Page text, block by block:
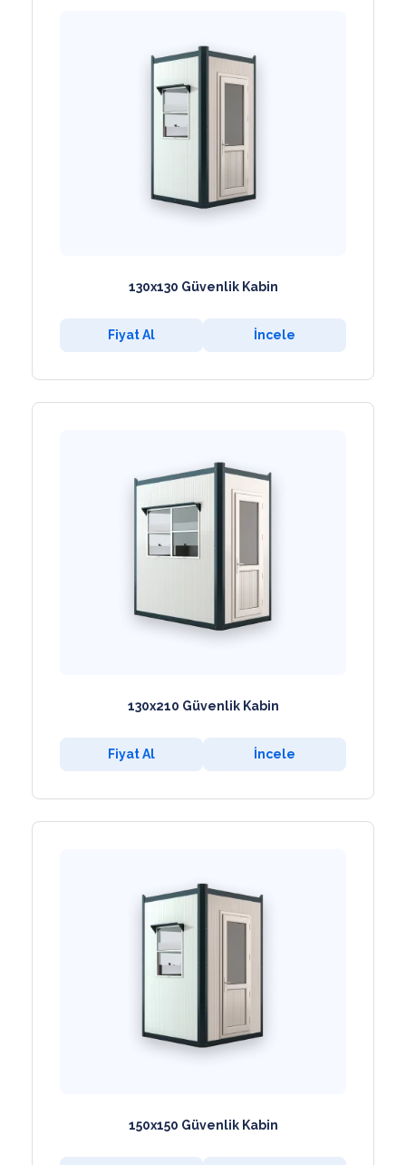
130x130 Güvenlik Kabin
Fiyat Al İncele
130x210 Güvenlik Kabin
Fiyat Al İncele
150x150 Güvenlik Kabin